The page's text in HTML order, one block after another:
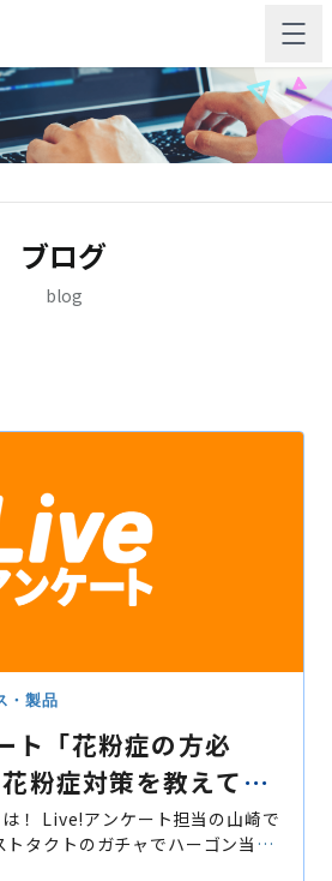
ブログ
blog
・製品
ト「花粉症の方必
粉症対策を教えてく
ート結果発表！」
！ Live!アンケート担当の山崎で